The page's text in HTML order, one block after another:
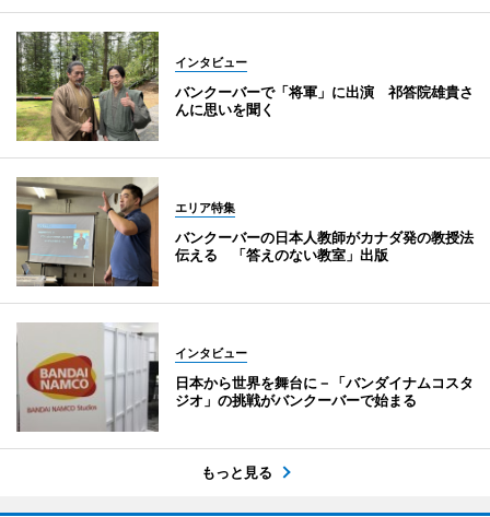
インタビュー
バンクーバーで「将軍」に出演 祁答院雄貴さ
んに思いを聞く
エリア特集
バンクーバーの日本人教師がカナダ発の教授法
伝える 「答えのない教室」出版
インタビュー
日本から世界を舞台に－「バンダイナムコスタ
ジオ」の挑戦がバンクーバーで始まる
もっと見る